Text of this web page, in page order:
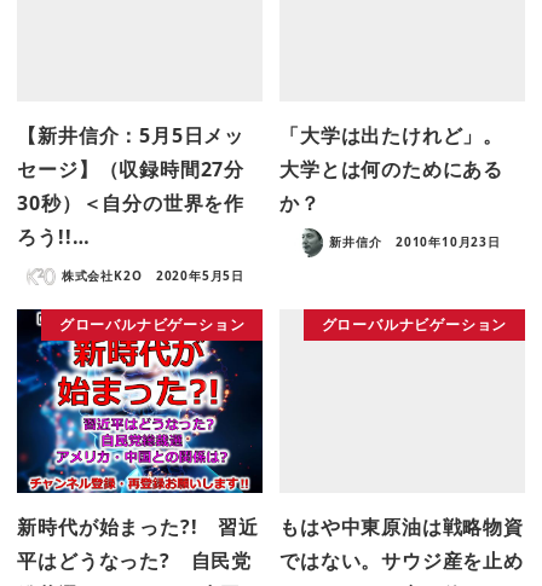
【新井信介：5月5日メッ
セージ】（収録時間27分
30秒）＜自分の世界を作
ろう!!…
株式会社K2O 2020年5月5日
「大学は出たけれど」。
大学とは何のためにある
か？
新井信介 2010年10月23日
グローバルナビゲーション
新時代が始まった?! 習近
平はどうなった? 自民党
グローバルナビゲーション
もはや中東原油は戦略物資
ではない。サウジ産を止め